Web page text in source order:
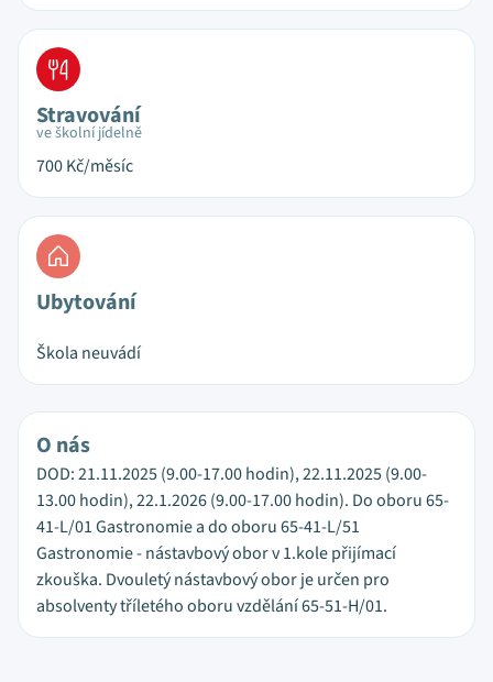
Stravování
ve školní jídelně
700Kč/měsíc
Ubytování
Škola neuvádí
O nás
DOD: 21.11.2025 (9.00-17.00 hodin), 22.11.2025 (9.00-
13.00 hodin), 22.1.2026 (9.00-17.00 hodin). Do oboru 65-
41-L/01 Gastronomie a do oboru 65-41-L/51
Gastronomie - nástavbový obor v 1.kole přijímací
zkouška. Dvouletý nástavbový obor je určen pro
absolventy tříletého oboru vzdělání 65-51-H/01.